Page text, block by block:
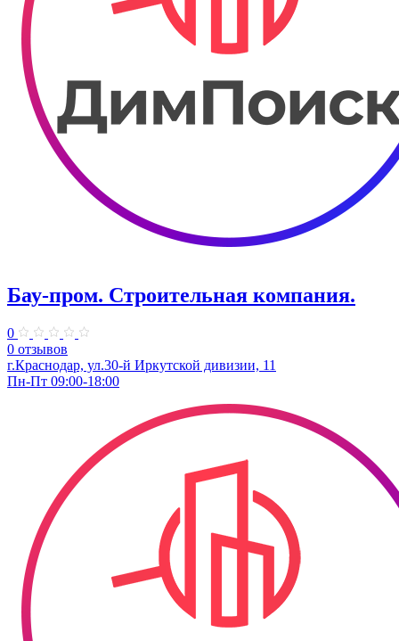
Бау-пром. Строительная компания.
0
0 отзывов
г.Краснодар, ул.30-й Иркутской дивизии, 11
Пн-Пт 09:00-18:00